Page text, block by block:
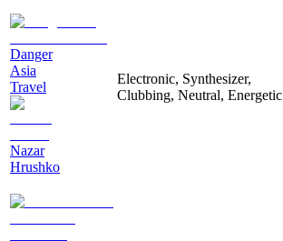
Danger
Asia
Travel
Nazar
Hrushko
Electronic, Synthesizer,
Clubbing, Neutral, Energetic